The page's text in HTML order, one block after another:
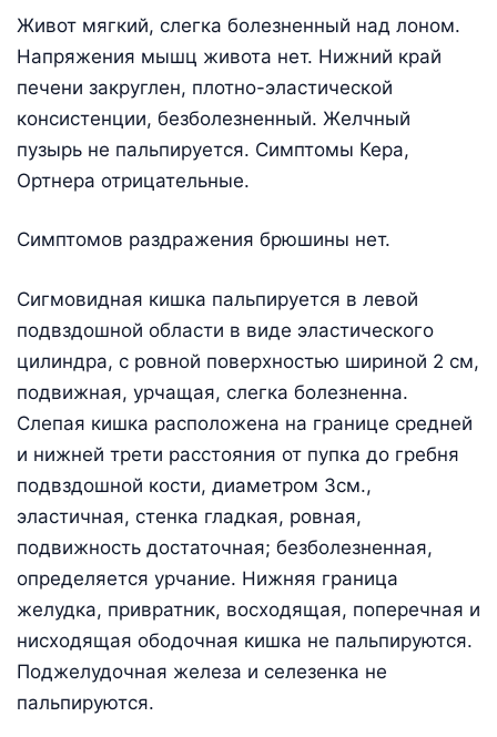
Живот мягкий, слегка болезненный над лоном.
Напряжения мышц живота нет. Нижний край
печени закруглен, плотно-эластической
консистенции, безболезненный. Желчный
пузырь не пальпируется. Симптомы Кера,
Ортнера отрицательные.
Симптомов раздражения брюшины нет.
Сигмовидная кишка пальпируется в левой
подвздошной области в виде эластического
цилиндра, с ровной поверхностью шириной 2 см,
подвижная, урчащая, слегка болезненна.
Слепая кишка расположена на границе средней
и нижней трети расстояния от пупка до гребня
подвздошной кости, диаметром 3см.,
эластичная, стенка гладкая, ровная,
подвижность достаточная; безболезненная,
определяется урчание. Нижняя граница
желудка, привратник, восходящая, поперечная и
нисходящая ободочная кишка не пальпируются.
Поджелудочная железа и селезенка не
пальпируются.